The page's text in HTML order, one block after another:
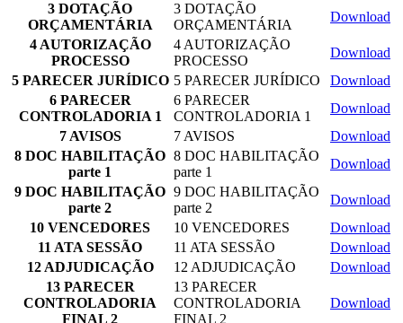
3 DOTAÇÃO
ORÇAMENTÁRIA
3 DOTAÇÃO
ORÇAMENTÁRIA
Download
4 AUTORIZAÇÃO
PROCESSO
4 AUTORIZAÇÃO
PROCESSO
Download
5 PARECER JURÍDICO 5 PARECER JURÍDICO
Download
6 PARECER
CONTROLADORIA 1
6 PARECER
CONTROLADORIA 1
Download
7 AVISOS
7 AVISOS
Download
8 DOC HABILITAÇÃO
parte 1
8 DOC HABILITAÇÃO
parte 1
Download
9 DOC HABILITAÇÃO
parte 2
9 DOC HABILITAÇÃO
parte 2
Download
10 VENCEDORES
10 VENCEDORES
Download
11 ATA SESSÃO
11 ATA SESSÃO
Download
12 ADJUDICAÇÃO
12 ADJUDICAÇÃO
Download
13 PARECER
CONTROLADORIA
FINAL 2
13 PARECER
CONTROLADORIA
FINAL 2
Download